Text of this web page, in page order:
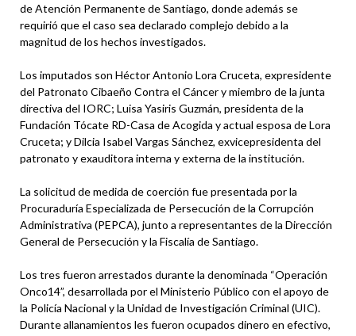
de Atención Permanente de Santiago, donde además se
requirió que el caso sea declarado complejo debido a la
magnitud de los hechos investigados.
Los imputados son Héctor Antonio Lora Cruceta, expresidente
del Patronato Cibaeño Contra el Cáncer y miembro de la junta
directiva del IORC; Luisa Yasiris Guzmán, presidenta de la
Fundación Tócate RD-Casa de Acogida y actual esposa de Lora
Cruceta; y Dilcia Isabel Vargas Sánchez, exvicepresidenta del
patronato y exauditora interna y externa de la institución.
La solicitud de medida de coerción fue presentada por la
Procuraduría Especializada de Persecución de la Corrupción
Administrativa (PEPCA), junto a representantes de la Dirección
General de Persecución y la Fiscalía de Santiago.
Los tres fueron arrestados durante la denominada “Operación
Onco14”, desarrollada por el Ministerio Público con el apoyo de
la Policía Nacional y la Unidad de Investigación Criminal (UIC).
Durante allanamientos les fueron ocupados dinero en efectivo,